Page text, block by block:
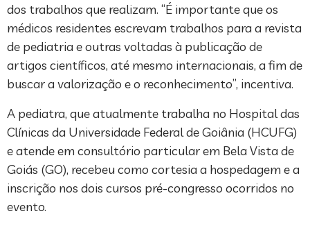
dos trabalhos que realizam. “É importante que os
médicos residentes escrevam trabalhos para a revista
de pediatria e outras voltadas à publicação de
artigos científicos, até mesmo internacionais, a fim de
buscar a valorização e o reconhecimento”, incentiva.
A pediatra, que atualmente trabalha no Hospital das
Clínicas da Universidade Federal de Goiânia (HCUFG)
e atende em consultório particular em Bela Vista de
Goiás (GO), recebeu como cortesia a hospedagem e a
inscrição nos dois cursos pré-congresso ocorridos no
evento.